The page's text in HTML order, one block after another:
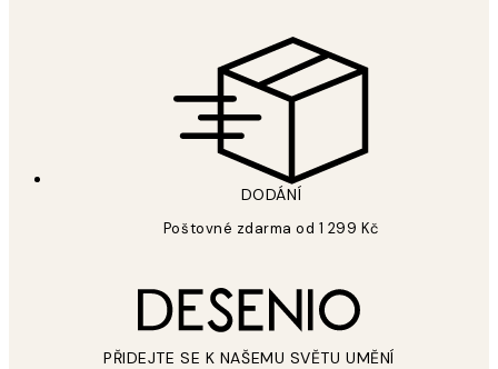
DODÁNÍ
Poštovné zdarma od 1 299 Kč
PŘIDEJTE SE K NAŠEMU SVĚTU UMĚNÍ